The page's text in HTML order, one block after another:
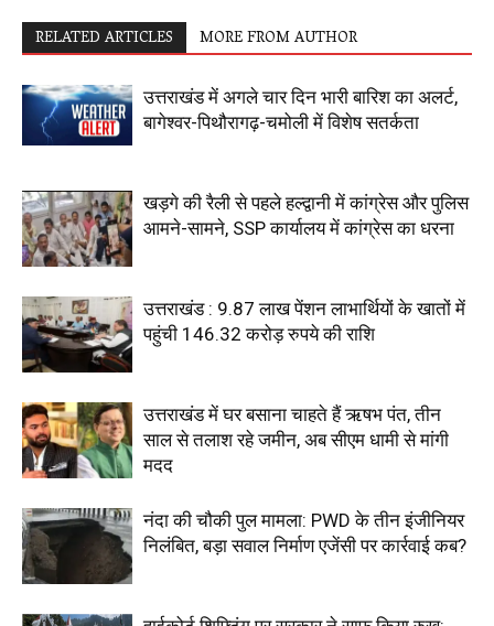
RELATED ARTICLES MORE FROM AUTHOR
उत्तराखंड में अगले चार दिन भारी बारिश का अलर्ट,
बागेश्वर-पिथौरागढ़-चमोली में विशेष सतर्कता
खड़गे की रैली से पहले हल्द्वानी में कांग्रेस और पुलिस
आमने-सामने, SSP कार्यालय में कांग्रेस का धरना
उत्तराखंड : 9.87 लाख पेंशन लाभार्थियों के खातों में
पहुंची 146.32 करोड़ रुपये की राशि
उत्तराखंड में घर बसाना चाहते हैं ऋषभ पंत, तीन
साल से तलाश रहे जमीन, अब सीएम धामी से मांगी
मदद
नंदा की चौकी पुल मामला: PWD के तीन इंजीनियर
निलंबित, बड़ा सवाल निर्माण एजेंसी पर कार्रवाई कब?